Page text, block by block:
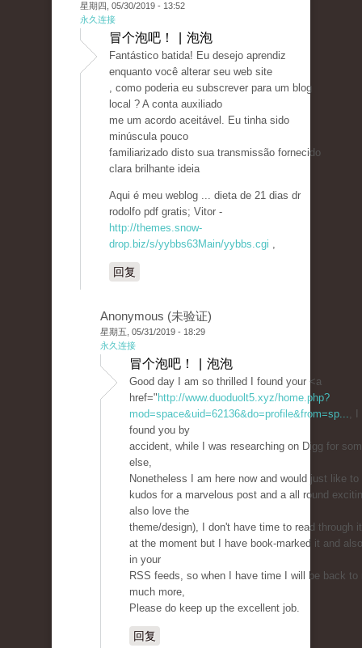
星期四, 05/30/2019 - 13:52
永久连接
冒个泡吧！ | 泡泡
Fantástico batida! Eu desejo aprendiz
enquanto você alterar seu web site
, como poderia eu subscrever para um blog
local ? A conta auxiliado
me um acordo aceitável. Eu tinha sido
minúscula pouco
familiarizado disto sua transmissão fornecido
clara brilhante ideia
Aqui é meu weblog ... dieta de 21 dias dr
rodolfo pdf gratis; Vitor -
http://themes.snow-
drop.biz/s/yybbs63Main/yybbs.cgi ,
回复
Anonymous (未验证)
星期五, 05/31/2019 - 18:29
永久连接
冒个泡吧！ | 泡泡
Good day I am so thrilled I found your <a
href=" http://www.duoduolt5.xyz/home.php?
mod=space&uid=62136&do=profile&from=sp..., I
found you by
accident, while I was researching on Digg for
else,
Nonetheless I am here now and would just like to
kudos for a marvelous post and a all round
also love the
theme/design), I don't have time to read through
at the moment but I have book-marked it and
in your
RSS feeds, so when I have time I will be back to
much more,
Please do keep up the excellent job.
回复